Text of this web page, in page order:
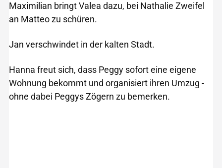
Maximilian bringt Valea dazu, bei Nathalie Zweifel
an Matteo zu schüren.
Jan verschwindet in der kalten Stadt.
Hanna freut sich, dass Peggy sofort eine eigene
Wohnung bekommt und organisiert ihren Umzug -
ohne dabei Peggys Zögern zu bemerken.